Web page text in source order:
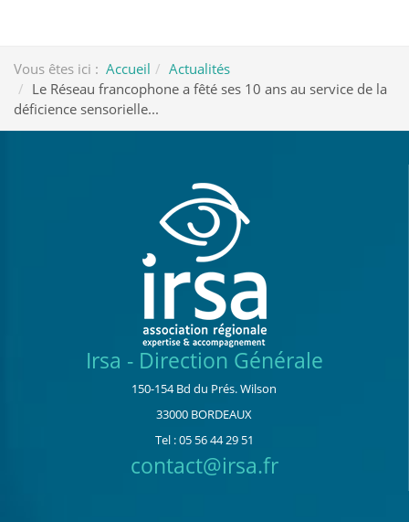
Vous êtes ici : Accueil
Actualités
Le Réseau francophone a fêté ses 10 ans au service de la
déficience sensorielle...
Irsa - Direction Générale
150-154 Bd du Prés. Wilson
33000 BORDEAUX
Tel : 05 56 44 29 51
contact@irsa.fr